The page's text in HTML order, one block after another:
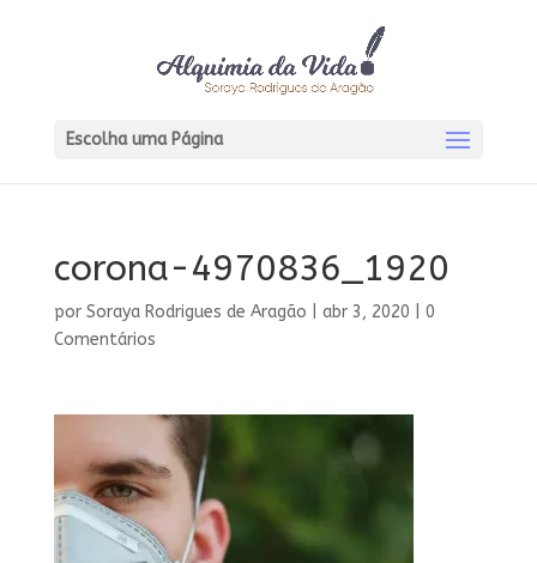
Escolha uma Página
corona-4970836_1920
por Soraya Rodrigues de Aragão abr 3, 2020
0
Comentários